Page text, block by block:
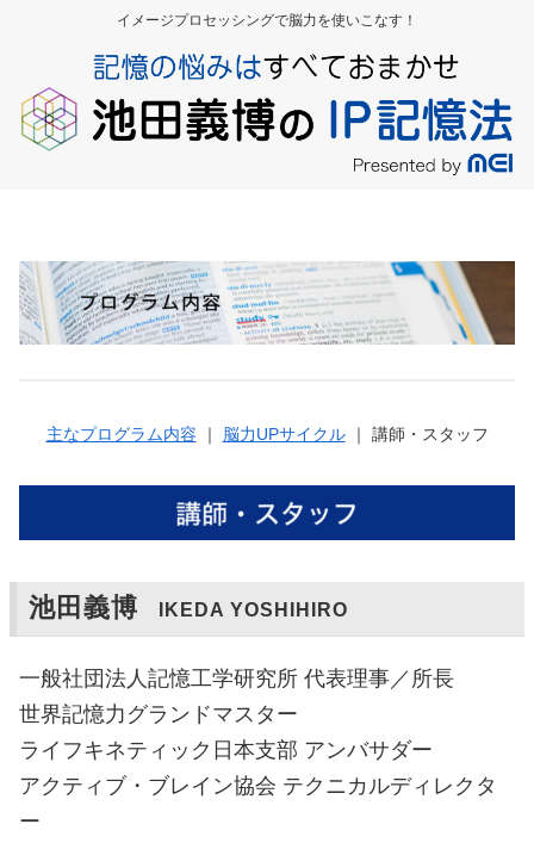
イメージプロセッシングで脳力を使いこなす！
主なプログラム内容 ｜ 脳力UPサイクル｜ 講師・スタッフ
池田義博 IKEDA YOSHIHIRO
一般社団法人記憶工学研究所 代表理事／所長
世界記憶力グランドマスター
ライフキネティック日本支部 アンバサダー
アクティブ・ブレイン協会 テクニカルディレクタ
ー